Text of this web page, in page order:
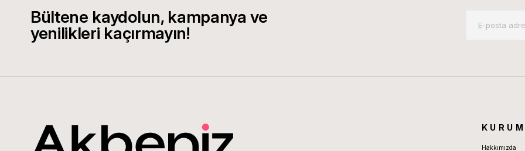
Bültene kaydolun, kampanya ve
yenilikleri kaçırmayın!
Hakkımızda